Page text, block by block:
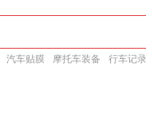
汽车贴膜 摩托车装备 行车记